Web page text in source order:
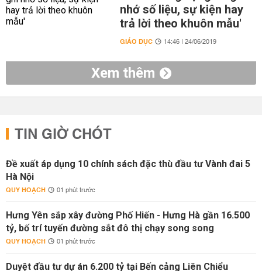
nhớ số liệu, sự kiện hay
trả lời theo khuôn mẫu'
GIÁO DỤC 14:46 | 24/06/2019
Xem thêm
TIN GIỜ CHÓT
Đề xuất áp dụng 10 chính sách đặc thù đầu tư Vành đai 5
Hà Nội
QUY HOẠCH 01 phút trước
Hưng Yên sắp xây đường Phố Hiến - Hưng Hà gần 16.500
tỷ, bố trí tuyến đường sắt đô thị chạy song song
QUY HOẠCH 01 phút trước
Duyệt đầu tư dự án 6.200 tỷ tại Bến cảng Liên Chiểu